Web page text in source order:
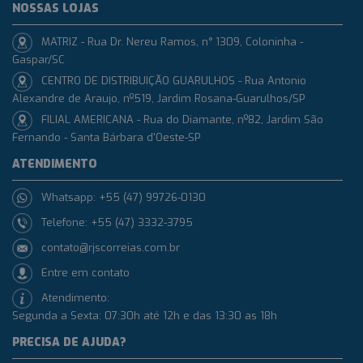
NOSSAS LOJAS
MATRIZ - Rua Dr. Nereu Ramos, n° 1309, Coloninha -
Gaspar/SC
CENTRO DE DISTRIBUIÇÃO GUARULHOS - Rua Antonio
Alexandre de Araujo, nº519, Jardim Rosana-Guarulhos/SP
FILIAL AMERICANA - Rua do Diamante, nº82, Jardim São
Fernando - Santa Bárbara d'Oeste-SP
ATENDIMENTO
Whatsapp: +55 (47) 99726-0130
Telefone: +55 (47) 3332-3795
contato@rjscorreias.com.br
Entre em contato
Atendimento:
Segunda a Sexta: 07:30h até 12h e das 13:30 as 18h
PRECISA DE AJUDA?